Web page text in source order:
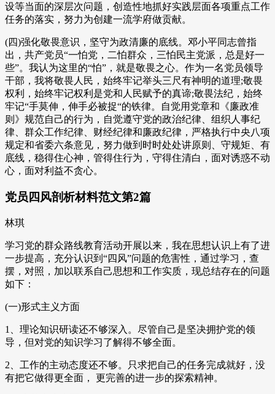
设等当面的深层次问题，创造性地抓好实践层面各项重点工作
任务的落实，努力为创建一流学府做贡献。
(四)强化敬畏意识，坚守为政清廉的底线。邓小平同志曾指
出，共产党员“一怕党，二怕群众，三怕民主党派，总是好一
些”。我认为这里的“怕”，就是敬畏之心。作为一名党员领导
干部，我将敬畏人民，始终牢记举头三尺有神明的道理;敬畏
权利，始终牢记权利是党和人民赋予的真谛;敬畏法纪，始终
牢记“手莫伸，伸手必被捉“的铁律。自觉用党章和《廉政准
则》规范自己的行为，自觉遵守党的政治纪律、组织人事纪
律、群众工作纪律、财经纪律和廉政纪律，严格执行中央八项
规定和省委六条意见，努力做到时时处处讲原则、守规矩、有
底线，稳得住心神，管得住行为，守得住清白，面对诱惑不动
心，面对利益不贪心。
党员四风剖析材料范文第2篇
林琪
学习党的群众路线教育活动开展以来，我在思想认识上有了进
一步提高，充分认识到“四风”问题的危害性，通过学习，查
摆，对照，加以联系自己思想和工作实质，现总结存在的问题
如下：
(一)形式主义方面
1、理论知识研读还不够深入。尽管自己是坚决拥护党的领
导，但对党的知识学习了解得不够全面。
2、工作的主动态度还不够。只求把自己的任务完成就好，没
有把它做得更全面， 更完善的进一步的探索精神。